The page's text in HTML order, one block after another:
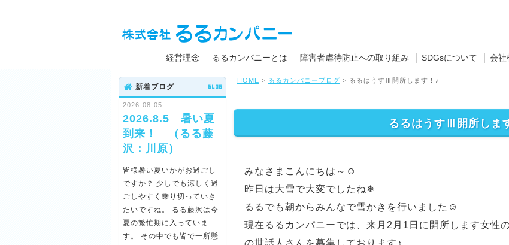
経営理念 るるカンパニーとは 障害者虐待防止への取り組み SDGsについて 会社
HOME > るるカンパニーブログ > るるはうすⅢ開所します！♪
るるはうすⅢ開所しま
みなさまこんにちは～☺
昨日は大雪で大変でしたね❄
るるでも朝からみんなで雪かきを行いました☺
現在るるカンパニーでは、来月2月1日に開所します女性
の世話人さんを募集しております♪
新着ブログ BLOG
2026-08-05
2026.8.5 暑い夏
到来！ （るる藤
沢：川原）
皆様暑い夏いかがお過ごし
ですか？ 少しでも涼しく過
ごしやすく乗り切っていき
たいですね。 るる藤沢は今
夏の繁忙期に入っていま
す。 その中でも皆で一所懸